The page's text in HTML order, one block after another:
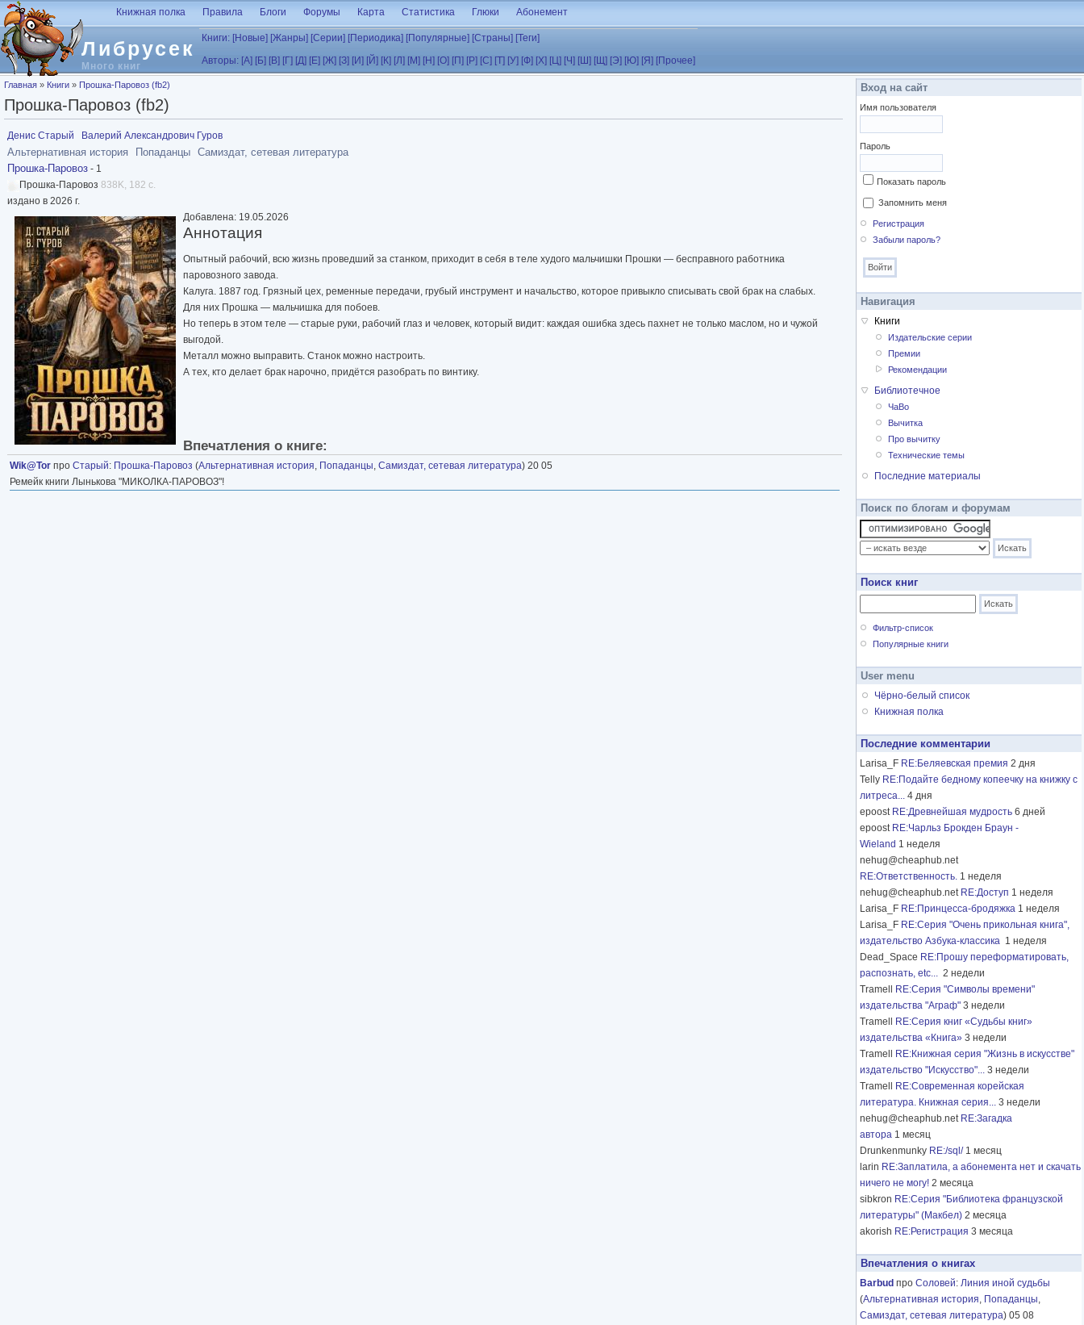
Перейти к основному содержанию
Либрусек
Много книг
Книжная полка Правила Блоги Форумы Карта Статистика Глюки Абонемент
Книги: [Новые] [Жанры] [Серии] [Периодика] [Популярные] [Страны] [Теги]
Авторы: [А] [Б] [В] [Г] [Д] [Е] [Ж] [З] [И] [Й] [К] [Л] [М] [Н] [О] [П] [Р] [С] [Т] [У] [Ф] [Х] [Ц] [Ч] [Ш] [Щ] [Э] [Ю] [Я] [Прочее]
Вы здесь
Главная » Книги » Прошка-Паровоз (fb2)
Прошка-Паровоз (fb2)
Денис Старый Валерий Александрович Гуров
Альтернативная история Попаданцы Самиздат, сетевая литература
Прошка-Паровоз - 1
Прошка-Паровоз 838K, 182 с.
издано в 2026 г.
Добавлена: 19.05.2026
Аннотация
Опытный рабочий, всю жизнь проведший за станком, приходит в себя в теле худого мальчишки Прошки — бесправного работника
паровозного завода.
Калуга. 1887 год. Грязный цех, ременные передачи, грубый инструмент и начальство, которое привыкло списывать свой брак на слабых.
Для них Прошка — мальчишка для побоев.
Но теперь в этом теле — старые руки, рабочий глаз и человек, который видит: каждая ошибка здесь пахнет не только маслом, но и чужой
выгодой.
Металл можно выправить. Станок можно настроить.
А тех, кто делает брак нарочно, придётся разобрать по винтику.
Впечатления о книге:
Wik@Tor про Старый: Прошка-Паровоз (Альтернативная история, Попаданцы, Самиздат, сетевая литература) 20 05
Ремейк книги Лынькова "МИКОЛКА-ПАРОВОЗ"!
Вход на сайт
Имя пользователя
Пароль
Показать пароль
Запомнить меня
Регистрация
Забыли пароль?
Навигация
Книги
Издательские серии
Премии
Рекомендации
Библиотечное
ЧаВо
Вычитка
Про вычитку
Технические темы
Последние материалы
Поиск по блогам и форумам
Поиск книг
Фильтр-список
Популярные книги
User menu
Чёрно-белый список
Книжная полка
Последние комментарии
Larisa_F RE:Беляевская премия 2 дня
Telly RE:Подайте бедному копеечку на книжку с
литреса... 4 дня
epoost RE:Древнейшая мудрость 6 дней
epoost RE:Чарльз Брокден Браун -
Wieland 1 неделя
nehug@cheaphub.net
RE:Ответственность. 1 неделя
nehug@cheaphub.net RE:Доступ 1 неделя
Larisa_F RE:Принцесса-бродяжка 1 неделя
Larisa_F RE:Серия "Очень прикольная книга",
издательство Азбука-классика 1 неделя
Dead_Space RE:Прошу переформатировать,
распознать, etc... 2 недели
Tramell
RE:Серия "Символы времени"
издательства "Аграф" 3 недели
Tramell
RE:Серия книг «Судьбы книг»
издательства «Книга» 3 недели
Tramell
RE:Книжная серия "Жизнь в искусстве"
издательство "Искусство"... 3 недели
Tramell
RE:Современная корейская
литература. Книжная серия... 3 недели
nehug@cheaphub.net RE:Загадка
автора 1 месяц
Drunkenmunky RE:/sql/ 1 месяц
larin RE:Заплатила, а абонемента нет и скачать
ничего не могу! 2 месяца
sibkron RE:Серия "Библиотека французской
литературы" (Макбел) 2 месяца
akorish RE:Регистрация 3 месяца
Впечатления о книгах
Barbud про Соловей: Линия иной судьбы
(Альтернативная история, Попаданцы,
Самиздат, сетевая литература) 05 08